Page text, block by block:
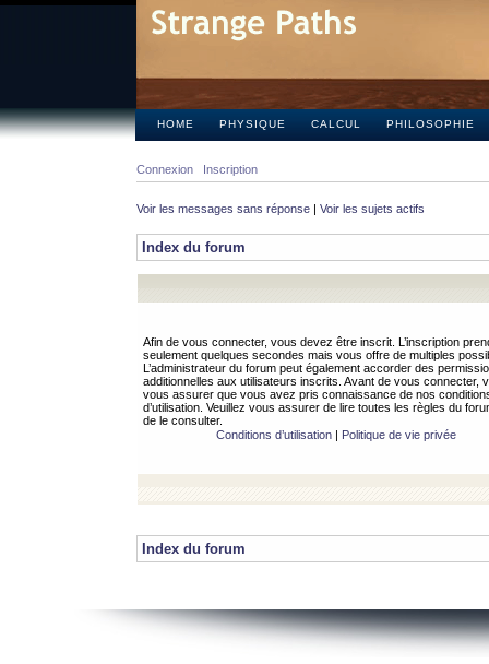
HOME PHYSIQUE CALCUL PHILOSOPHIE
Connexion Inscription
Voir les messages sans réponse | Voir les sujets actifs
Index du forum
Afin de vous connecter, vous devez être inscrit. L’inscription
seulement quelques secondes mais vous offre de multiples
L’administrateur du forum peut également accorder des
additionnelles aux utilisateurs inscrits. Avant de vous connecter,
vous assurer que vous avez pris connaissance de nos
d’utilisation. Veuillez vous assurer de lire toutes les règles du
de le consulter.
Conditions d’utilisation| Politique de vie privée
Index du forum